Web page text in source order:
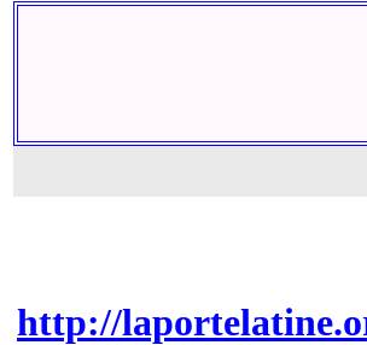
http://